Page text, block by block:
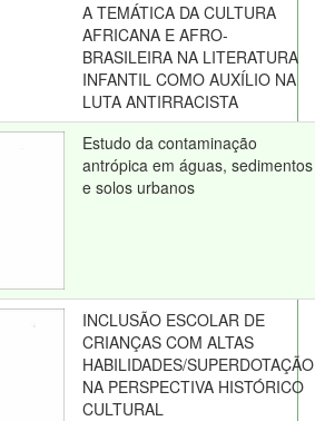
A TEMÁTICA DA CULTURA
AFRICANA E AFRO-
BRASILEIRA NA LITERATURA
INFANTIL COMO AUXÍLIO NA
LUTA ANTIRRACISTA
Estudo da contaminação
antrópica em águas, sedimentos
e solos urbanos
INCLUSÃO ESCOLAR DE
CRIANÇAS COM ALTAS
HABILIDADES/SUPERDOTAÇÃO
NA PERSPECTIVA HISTÓRICO
CULTURAL